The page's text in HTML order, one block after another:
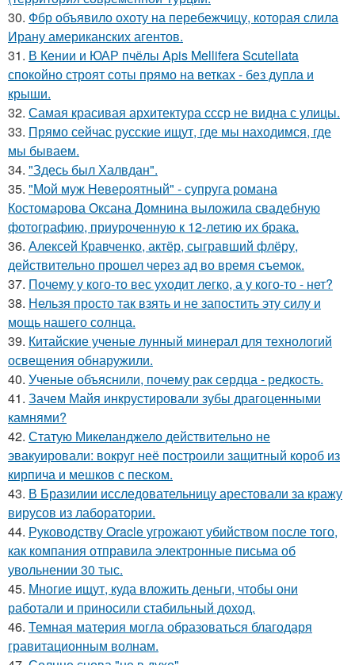
30. Фбр объявило охоту на перебежчицу, которая слила
Ирану американских агентов.
31. В Кении и ЮАР пчёлы Apis Mellifera Scutellata
спокойно строят соты прямо на ветках - без дупла и
крыши.
32. Самая красивая архитектура ссср не видна с улицы.
33. Прямо сейчас русские ищут, где мы находимся, где
мы бываем.
34. "Здесь был Халвдан".
35. "Мой муж Невероятный" - супруга романа
Костомарова Оксана Домнина выложила свадебную
фотографию, приуроченную к 12-летию их брака.
36. Алексей Кравченко, актёр, сыгравший флёру,
действительно прошел через ад во время съемок.
37. Почему у кого-то вес уходит легко, а у кого-то - нет?
38. Нельзя просто так взять и не запостить эту силу и
мощь нашего солнца.
39. Китайские ученые лунный минерал для технологий
освещения обнаружили.
40. Ученые объяснили, почему рак сердца - редкость.
41. Зачем Майя инкрустировали зубы драгоценными
камнями?
42. Статую Микеланджело действительно не
эвакуировали: вокруг неё построили защитный короб из
кирпича и мешков с песком.
43. В Бразилии исследовательницу арестовали за кражу
вирусов из лаборатории.
44. Руководству Oracle угрожают убийством после того,
как компания отправила электронные письма об
увольнении 30 тыс.
45. Многие ищут, куда вложить деньги, чтобы они
работали и приносили стабильный доход.
46. Темная материя могла образоваться благодаря
гравитационным волнам.